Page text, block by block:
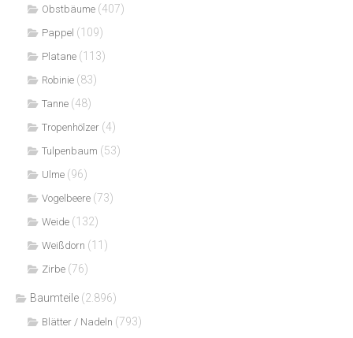
Obstbäume (407)
Pappel (109)
Platane (113)
Robinie (83)
Tanne (48)
Tropenhölzer (4)
Tulpenbaum (53)
Ulme (96)
Vogelbeere (73)
Weide (132)
Weißdorn (11)
Zirbe (76)
Baumteile (2.896)
Blätter / Nadeln (793)